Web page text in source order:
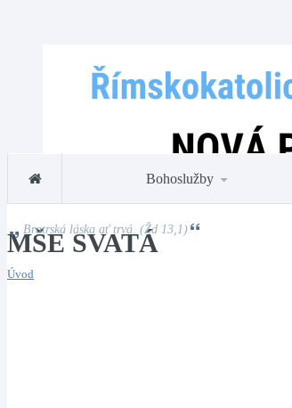
Bratrská láska ať trvá. (Žd 13,1)
Bohoslužby
MŠE SVATÁ
Úvod